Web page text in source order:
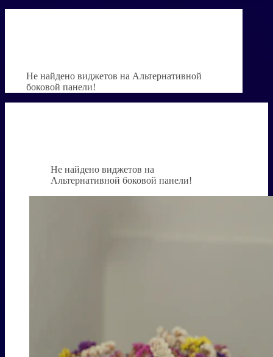
Не найдено виджетов на Альтернативной
боковой панели!
Не найдено виджетов на
Альтернативной боковой панели!